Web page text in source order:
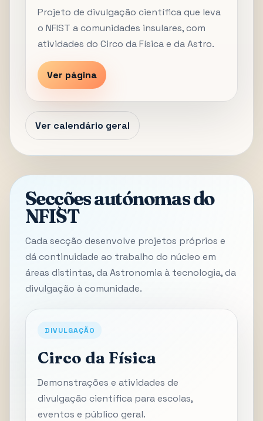
Projeto de divulgação científica que leva
o NFIST a comunidades insulares, com
atividades do Circo da Física e da Astro.
Ver página
Ver calendário geral
Secções autónomas do
NFIST
Cada secção desenvolve projetos próprios e
dá continuidade ao trabalho do núcleo em
áreas distintas, da Astronomia à tecnologia, da
divulgação à comunidade.
DIVULGAÇÃO
Circo da Física
Demonstrações e atividades de
divulgação científica para escolas,
eventos e público geral.